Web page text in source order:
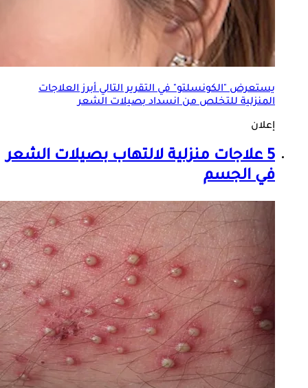
يستعرض "الكونسلتو" في التقرير التالي أبرز العلاجات
المنزلية للتخلص من انسدادبصيلات الشعر
إعلان
5 علاجات منزلية لالتهاب
بصيلات الشعر
في الجسم